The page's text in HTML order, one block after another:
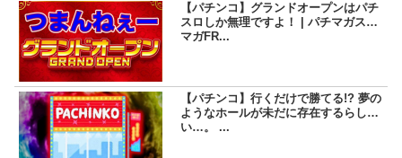
【パチンコ】グランドオープンはパチ
スロしか無理ですよ！ | パチマガスロ
マガFR...
【パチンコ】行くだけで勝てる!? 夢の
ようなホールが未だに存在するらし
い…。 ...